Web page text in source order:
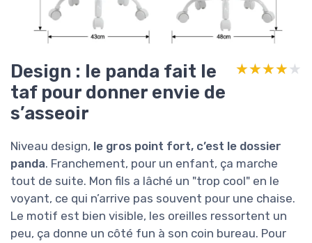
Design : le panda fait le
taf pour donner envie de
s’asseoir
★★★★★
★★★★★
Niveau design, le gros point fort, c’est le dossier
panda. Franchement, pour un enfant, ça marche
tout de suite. Mon fils a lâché un "trop cool" en le
voyant, ce qui n’arrive pas souvent pour une chaise.
Le motif est bien visible, les oreilles ressortent un
peu, ça donne un côté fun à son coin bureau. Pour